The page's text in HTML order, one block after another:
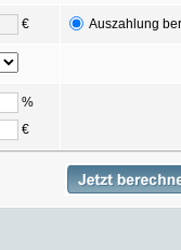
€ Auszahlung
%
€